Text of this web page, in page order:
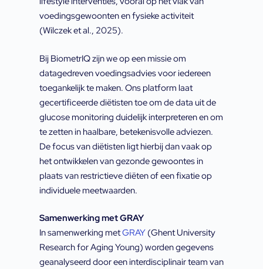
voedingsgewoonten en fysieke activiteit
(Wilczek et al., 2025).
Bij BiometrIQ zijn we op een missie om
datagedreven voedingsadvies voor iedereen
toegankelijk te maken. Ons platform laat
gecertificeerde diëtisten toe om de data uit de
glucose monitoring duidelijk interpreteren en om
te zetten in haalbare, betekenisvolle adviezen.
De focus van diëtisten ligt hierbij dan vaak op
het ontwikkelen van gezonde gewoontes in
plaats van restrictieve diëten of een fixatie op
individuele meetwaarden.
Samenwerking met GRAY
In samenwerking metGRAY(Ghent University
Research for Aging Young) worden gegevens
geanalyseerd door een interdisciplinair team van